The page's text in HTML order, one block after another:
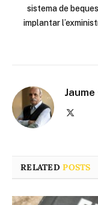
sistema de
implantar
RELATEDPOSTS